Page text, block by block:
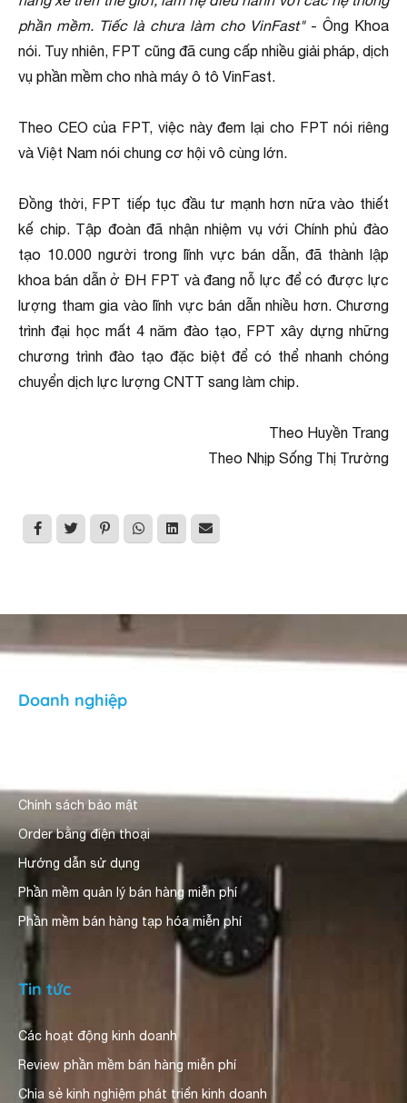
phần mềm. Tiếc là chưa làm cho VinFast"- Ông Khoa
nói. Tuy nhiên, FPT cũng đã cung cấp nhiều giải pháp, dịch
vụ phần mềm cho nhà máy ô tô VinFast.
Theo CEO của FPT, việc này đem lại cho FPT nói riêng
và Việt Nam nói chung cơ hội vô cùng lớn.
Đồng thời, FPT tiếp tục đầu tư mạnh hơn nữa vào thiết
kế chip. Tập đoàn đã nhận nhiệm vụ với Chính phủ đào
tạo 10.000 người trong lĩnh vực bán dẫn, đã thành lập
khoa bán dẫn ở ĐH FPT và đang nỗ lực để có được lực
lượng tham gia vào lĩnh vực bán dẫn nhiều hơn. Chương
trình đại học mất 4 năm đào tạo, FPT xây dựng những
chương trình đào tạo đặc biệt để có thể nhanh chóng
chuyển dịch lực lượng CNTT sang làm chip.
Theo Huyền Trang
Theo Nhịp Sống Thị Trường
Doanh nghiệp
Chính sách bảo mật
Order bằng điện thoại
Hướng dẫn sử dụng
Phần mềm quản lý bán hàng miễn phí
Phần mềm bán hàng tạp hóa miễn phí
Tin tức
Các hoạt động kinh doanh
Review phần mềm bán hàng miễn phí
Chia sẻ kinh nghiệm phát triển kinh doanh